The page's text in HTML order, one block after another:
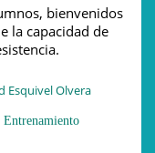
bienvenidos
la capacidad de
Esquivel Olvera